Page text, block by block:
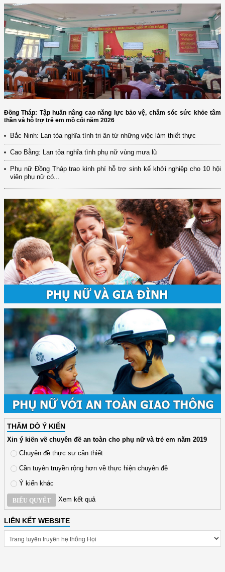
Đồng Tháp: Tập huấn nâng cao năng lực bảo vệ, chăm sóc sức khỏe tâm
thần và hỗ trợ trẻ em mồ côi năm 2026
Bắc Ninh: Lan tỏa nghĩa tình tri ân từ những việc làm thiết thực
Cao Bằng: Lan tỏa nghĩa tình phụ nữ vùng mưa lũ
Phụ nữ Đồng Tháp trao kinh phí hỗ trợ sinh kế khởi nghiệp cho 10 hội
viên phụ nữ có...
THĂM DÒ Ý KIẾN
Xin ý kiến về chuyên đề an toàn cho phụ nữ và trẻ em năm 2019
Chuyên đề thực sự cần thiết
Cần tuyên truyền rộng hơn về thực hiện chuyên đề
Ý kiến khác
BIỂU QUYẾT Xem kết quả
LIÊN KẾT WEBSITE